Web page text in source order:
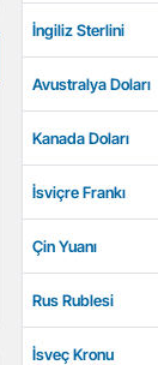
İngiliz Sterlini
Avustralya Doları
Kanada Doları
İsviçre Frankı
Çin Yuanı
Rus Rublesi
İsveç Kronu